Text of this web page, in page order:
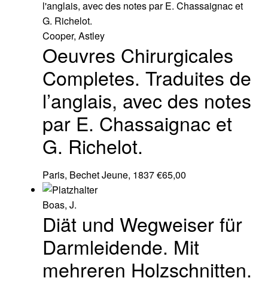
Cooper, Astley
Oeuvres Chirurgicales
Completes. Traduites de
l’anglais, avec des notes
par E. Chassaignac et
G. Richelot.
Paris, Bechet Jeune, 1837€65,00
Boas, J.
Diät und Wegweiser für
Darmleidende. Mit
mehreren Holzschnitten.